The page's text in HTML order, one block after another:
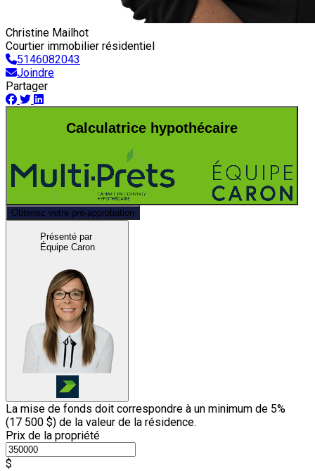
Christine Mailhot
Courtier immobilier résidentiel
5146082043
Joindre
Partager
Calculatrice hypothécaire
Obtenez votre pré-approbation
Présenté par
Équipe Caron
La mise de fonds doit correspondre à un minimum de 5%
(17 500 $) de la valeur de la résidence.
Prix de la propriété
$